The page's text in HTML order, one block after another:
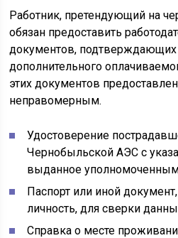
Работник, претендующий на
обязан предоставить
документов, подтверждающих
дополнительного
этих документов
неправомерным.
Удостоверение
Чернобыльской АЭС с
выданное
Паспорт или иной
личность, для сверки
Справка о месте